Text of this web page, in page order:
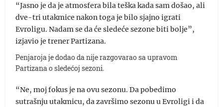
“Jasno je da je atmosfera bila teška kada sam došao, ali
dve-tri utakmice nakon toga je bilo sjajno igrati
Evroligu. Nadam se da će sledeće sezone biti bolje”,
izjavio je trener Partizana.
Penjaroja je dodao da nije razgovarao sa upravom
Partizana o sledećoj sezoni.
“Ne, moj fokus je na ovu sezonu. Da pobedimo
sutrašnju utakmicu, da završimo sezonu u Evroligi i da